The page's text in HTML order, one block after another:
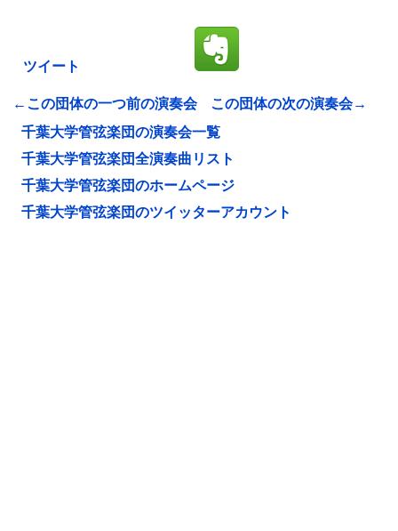
ツイート
←この団体の一つ前の演奏会
この団体の次の演奏会→
千葉大学管弦楽団の演奏会一覧
千葉大学管弦楽団全演奏曲リスト
千葉大学管弦楽団のホームページ
千葉大学管弦楽団のツイッターアカウント